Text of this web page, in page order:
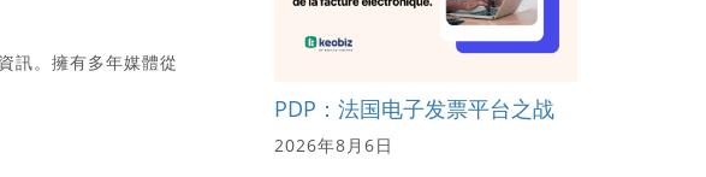
訊。擁有多年媒體從
PDP：法国电子发票平台之战
2026年8月6日